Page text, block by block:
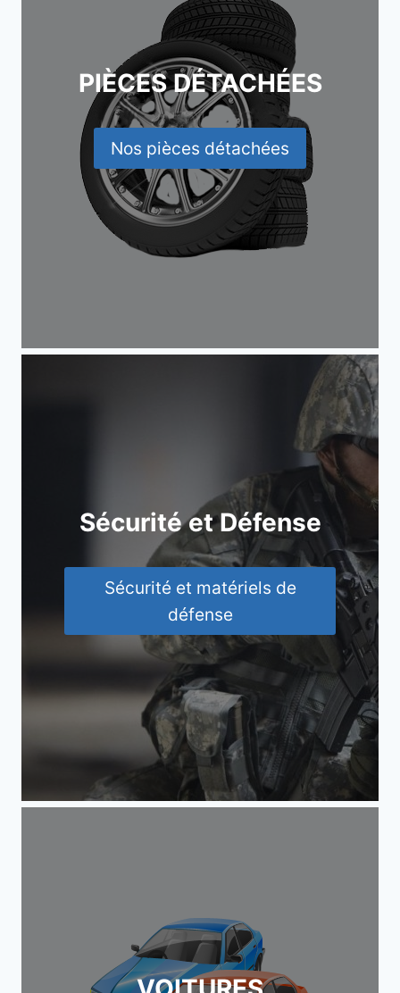
PIÈCES DÉTACHÉES
Nos pièces détachées
Sécurité et Défense
Sécurité et matériels de
défense